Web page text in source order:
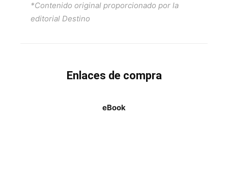
*Contenido original proporcionado por la
editorial Destino
Enlaces de compra
eBook